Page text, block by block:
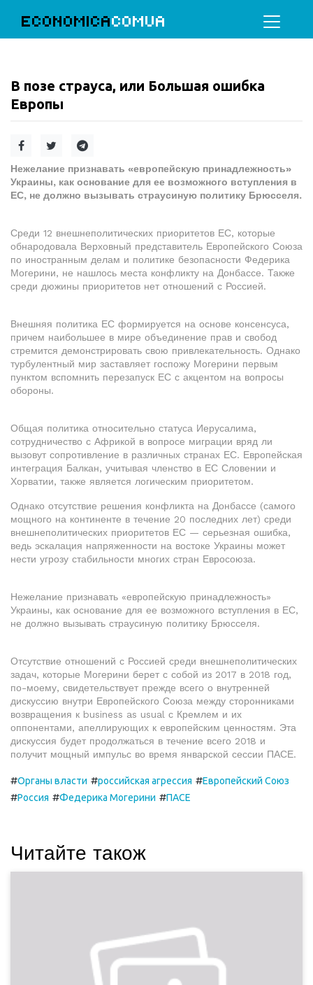
ECONOMICACOMUA
В позе страуса, или Большая ошибка
Европы
Нежелание признавать «европейскую принадлежность»
Украины, как основание для ее возможного вступления в
ЕС, не должно вызывать страусиную политику Брюсселя.
Среди 12 внешнеполитических приоритетов ЕС, которые
обнародовала Верховный представитель Европейского Союза
по иностранным делам и политике безопасности Федерика
Могерини, не нашлось места конфликту на Донбассе. Также
среди дюжины приоритетов нет отношений с Россией.
Внешняя политика ЕС формируется на основе консенсуса,
причем наибольшее в мире объединение прав и свобод
стремится демонстрировать свою привлекательность. Однако
турбулентный мир заставляет госпожу Могерини первым
пунктом вспомнить перезапуск ЕС с акцентом на вопросы
обороны.
Общая политика относительно статуса Иерусалима,
сотрудничество с Африкой в вопросе миграции вряд ли
вызовут сопротивление в различных странах ЕС. Европейская
интеграция Балкан, учитывая членство в ЕС Словении и
Хорватии, также является логическим приоритетом.
Однако отсутствие решения конфликта на Донбассе (самого
мощного на континенте в течение 20 последних лет) среди
внешнеполитических приоритетов ЕС — серьезная ошибка,
ведь эскалация напряженности на востоке Украины может
нести угрозу стабильности многих стран Евросоюза.
Нежелание признавать «европейскую принадлежность»
Украины, как основание для ее возможного вступления в ЕС,
не должно вызывать страусиную политику Брюсселя.
Отсутствие отношений с Россией среди внешнеполитических
задач, которые Могерини берет с собой из 2017 в 2018 год,
по-моему, свидетельствует прежде всего о внутренней
дискуссию внутри Европейского Союза между сторонниками
возвращения к business as usual с Кремлем и их
оппонентами, апеллирующих к европейским ценностям. Эта
дискуссия будет продолжаться в течение всего 2018 и
получит мощный импульс во время январской сессии ПАСЕ.
#Органы власти #российская агрессия #Европейский Союз
#Россия #Федерика Могерини #ПАСЕ
Читайте також